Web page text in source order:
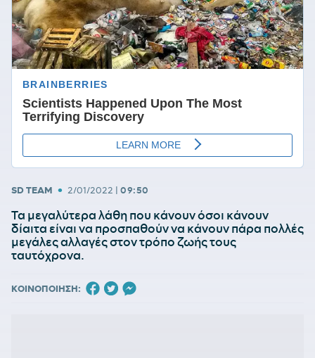
SD TEAM • 2/01/2022 | 09:50
Τα μεγαλύτερα λάθη που κάνουν όσοι κάνουν
δίαιτα είναι να προσπαθούν να κάνουν πάρα πολλές
μεγάλες αλλαγές στον τρόπο ζωής τους
ταυτόχρονα.
ΚΟΙΝΟΠΟΙΗΣΗ: